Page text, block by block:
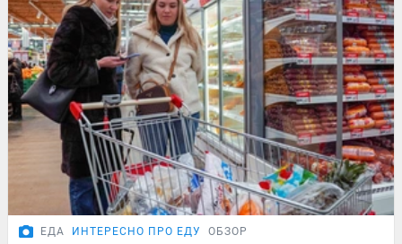
ЕДА ИНТЕРЕСНО ПРО ЕДУ ОБЗОР